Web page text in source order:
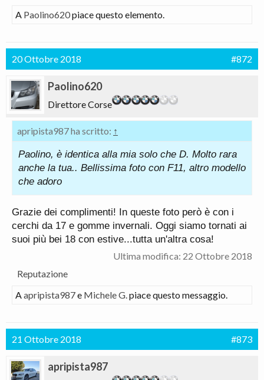
A Paolino620piace questo elemento.
20 Ottobre 2018 #872
Paolino620
Direttore Corse
apripista987 ha scritto: ↑
Paolino, è identica alla mia solo che D. Molto rara
anche la tua.. Bellissima foto con F11, altro modello
che adoro
Grazie dei complimenti! In queste foto però è con i
cerchi da 17 e gomme invernali. Oggi siamo tornati ai
suoi più bei 18 con estive...tutta un'altra cosa!
Ultima modifica: 22 Ottobre 2018
Reputazione
Aapripista987e Michele G.piace questo messaggio.
21 Ottobre 2018 #873
apripista987